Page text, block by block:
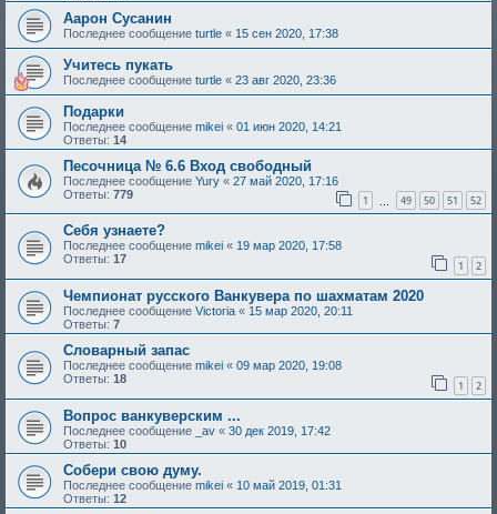
Аарон Сусанин
Последнее сообщение turtle « 15 сен 2020, 17:38
Учитесь пукать
Последнее сообщение turtle « 23 авг 2020, 23:36
Подарки
Последнее сообщение mikei « 01 июн 2020, 14:21
Ответы: 14
Песочница № 6.6 Вход свободный
Последнее сообщение Yury « 27 май 2020, 17:16
Ответы: 779 1 49 50 51 52
Себя узнаете?
Последнее сообщение mikei « 19 мар 2020, 17:58
Ответы: 17 1 2
Чемпионат русского Ванкувера по шахматам 2020
Последнее сообщение Victoria « 15 мар 2020, 20:11
Ответы: 7
Словарный запас
Последнее сообщение mikei « 09 мар 2020, 19:08
Ответы: 18 1 2
Вопрос ванкуверским ...
Последнее сообщение _av « 30 дек 2019, 17:42
Ответы: 10
Собери свою думу.
Последнее сообщение mikei « 10 май 2019, 01:31
Ответы: 12